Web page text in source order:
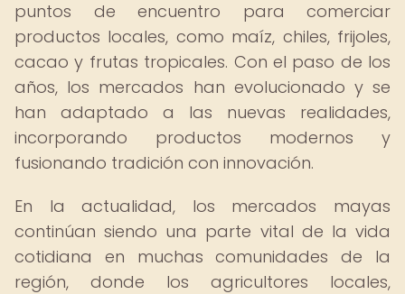
puntos de encuentro para comerciar
productos locales, como maíz, chiles, frijoles,
cacao y frutas tropicales. Con el paso de los
años, los mercados han evolucionado y se
han adaptado a las nuevas realidades,
incorporando productos modernos y
fusionando tradición con innovación.
En la actualidad, los mercados mayas
continúan siendo una parte vital de la vida
cotidiana en muchas comunidades de la
región, donde los agricultores locales,